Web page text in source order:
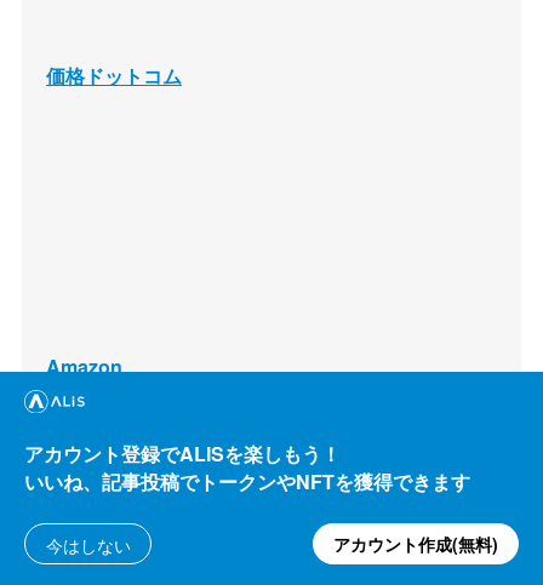
価格ドットコム
Amazon
アカウント登録でALISを楽しもう！
いいね、記事投稿でトークンやNFTを獲得できます
今はしない アカウント作成(無料)